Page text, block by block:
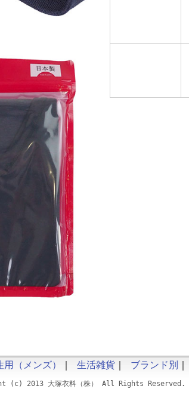
用（メンズ） ｜ 生活雑貨 ｜ ブランド別 ｜
(c) 2013 大塚衣料（株） All Rights Reserved.